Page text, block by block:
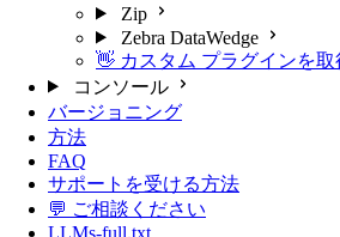
Zip
Zebra DataWedge
👋 カスタム プラグインを取
コンソール
バージョニング
方法
FAQ
サポートを受ける方法
💬 ご相談ください
LLMs-full.txt